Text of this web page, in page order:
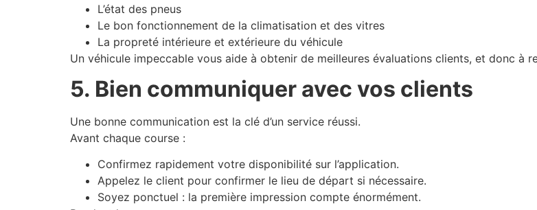
L’état des pneus
Le bon fonctionnement de la climatisation et des vitres
La propreté intérieure et extérieure du véhicule
Un véhicule impeccable vous aide à obtenir de meilleures évaluations clients, et donc à
5. Bien communiquer avec vos clients
Une bonne communication est la clé d’un service réussi.
Avant chaque course :
Confirmez rapidement votre disponibilité sur l’application.
Appelez le client pour confirmer le lieu de départ si nécessaire.
Soyez ponctuel : la première impression compte énormément.